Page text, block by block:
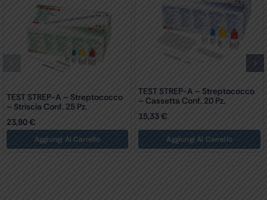
TEST STREP-A – Streptococco
– Striscia Conf. 25 Pz.
23,80€
Aggiungi Al Carrello
TEST STREP-A – Streptococco
– Cassetta Conf. 20 Pz.
15,33€
Aggiungi Al Carrello